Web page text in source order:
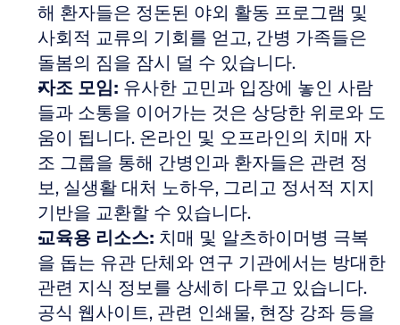
해 환자들은 정돈된 야외 활동 프로그램 및
사회적 교류의 기회를 얻고, 간병 가족들은
돌봄의 짐을 잠시 덜 수 있습니다.
자조 모임: 유사한 고민과 입장에 놓인 사람
들과 소통을 이어가는 것은 상당한 위로와 도
움이 됩니다. 온라인 및 오프라인의 치매 자
조 그룹을 통해 간병인과 환자들은 관련 정
보, 실생활 대처 노하우, 그리고 정서적 지지
기반을 교환할 수 있습니다.
교육용 리소스: 치매 및 알츠하이머병 극복
을 돕는 유관 단체와 연구 기관에서는 방대한
관련 지식 정보를 상세히 다루고 있습니다.
공식 웹사이트, 관련 인쇄물, 현장 강좌 등을